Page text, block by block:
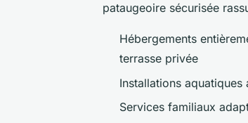
pataugeoire sécurisée
Hébergements
terrasse privée
Installations
Services familiaux